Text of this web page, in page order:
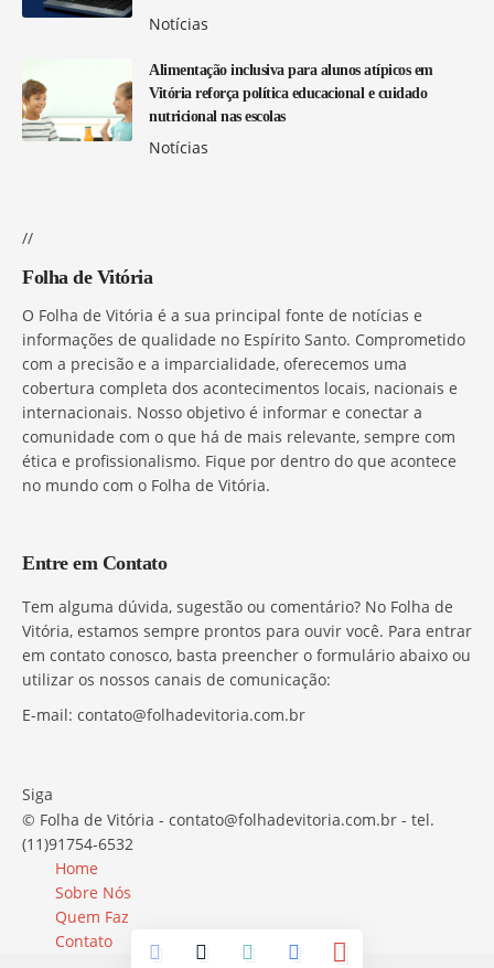
Notícias
Alimentação inclusiva para alunos atípicos em
Vitória reforça política educacional e cuidado
nutricional nas escolas
Notícias
//
Folha de Vitória
O Folha de Vitória é a sua principal fonte de notícias e
informações de qualidade no Espírito Santo. Comprometido
com a precisão e a imparcialidade, oferecemos uma
cobertura completa dos acontecimentos locais, nacionais e
internacionais. Nosso objetivo é informar e conectar a
comunidade com o que há de mais relevante, sempre com
ética e profissionalismo. Fique por dentro do que acontece
no mundo com o Folha de Vitória.
Entre em Contato
Tem alguma dúvida, sugestão ou comentário? No Folha de
Vitória, estamos sempre prontos para ouvir você. Para entrar
em contato conosco, basta preencher o formulário abaixo ou
utilizar os nossos canais de comunicação:
E-mail: contato@folhadevitoria.com.br
Siga
© Folha de Vitória - contato@folhadevitoria.com.br - tel.
(11)91754-6532
Home
Sobre Nós
Quem Faz
Contato